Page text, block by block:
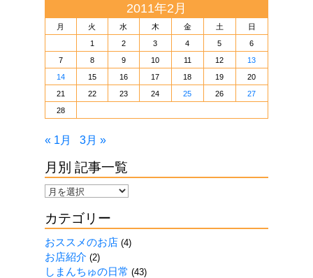
2011年2月
月 火 水 木 金 土
日
1
2 3 4 5
6
7
8 9 10 11 12
13
14
15 16 17 18 19
20
21
22 23 24 25 26
27
28
« 1月 3月 »
月別 記事一覧
月
記
事
一
覧
カテゴリー
おススメのお店(4)
お店紹介 (2)
しまんちゅの日常 (43)